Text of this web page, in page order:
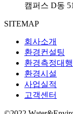
캠퍼스 D동
SITEMAP
회사소개
환경컨설팅
환경측정대행
환경시설
사업실적
고객센터